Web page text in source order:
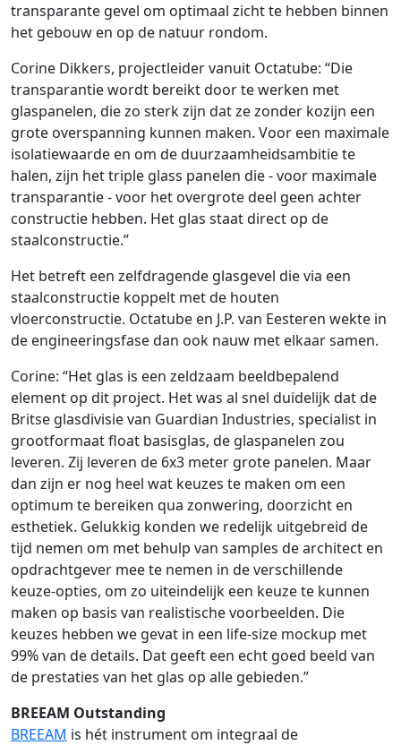
transparante gevel om optimaal zicht te hebben binnen
het gebouw en op de natuur rondom.
Corine Dikkers, projectleider vanuit Octatube: “Die
transparantie wordt bereikt door te werken met
glaspanelen, die zo sterk zijn dat ze zonder kozijn een
grote overspanning kunnen maken. Voor een maximale
isolatiewaarde en om de duurzaamheidsambitie te
halen, zijn het triple glass panelen die - voor maximale
transparantie - voor het overgrote deel geen achter
constructie hebben. Het glas staat direct op de
staalconstructie.”
Het betreft een zelfdragende glasgevel die via een
staalconstructie koppelt met de houten
vloerconstructie. Octatube en J.P. van Eesteren wekte in
de engineeringsfase dan ook nauw met elkaar samen.
Corine: “Het glas is een zeldzaam beeldbepalend
element op dit project. Het was al snel duidelijk dat de
Britse glasdivisie van Guardian Industries, specialist in
grootformaat float basisglas, de glaspanelen zou
leveren. Zij leveren de 6x3 meter grote panelen. Maar
dan zijn er nog heel wat keuzes te maken om een
optimum te bereiken qua zonwering, doorzicht en
esthetiek. Gelukkig konden we redelijk uitgebreid de
tijd nemen om met behulp van samples de architect en
opdrachtgever mee te nemen in de verschillende
keuze-opties, om zo uiteindelijk een keuze te kunnen
maken op basis van realistische voorbeelden. Die
keuzes hebben we gevat in een life-size mockup met
99% van de details. Dat geeft een echt goed beeld van
de prestaties van het glas op alle gebieden.”
BREEAM Outstanding
BREEAM is hét instrument om integraal de